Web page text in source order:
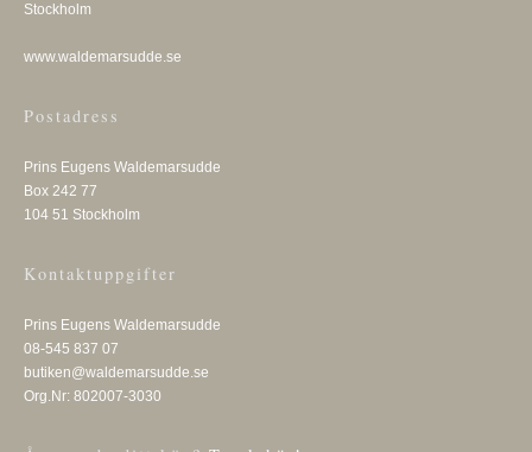
Stockholm
www.waldemarsudde.se
Postadress
Prins Eugens Waldemarsudde
Box 242 77
104 51 Stockholm
Kontaktuppgifter
Prins Eugens Waldemarsudde
08-545 837 07
butiken@waldemarsudde.se
Org.Nr: 802007-3030